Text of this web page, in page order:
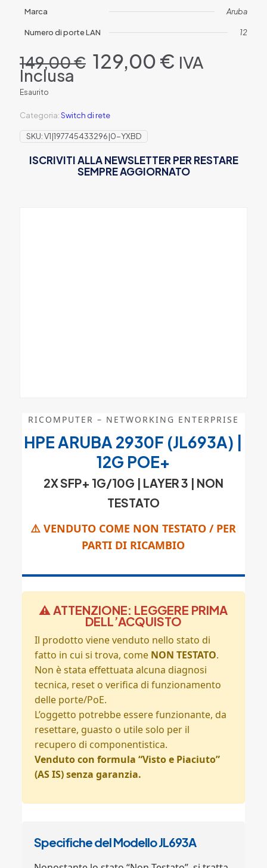
Marca Aruba
Numero di porte LAN 12
149,00€ Il
prezzo
149,00 €.
129,00€ Il
prezzo
IVA
Inclusa
Esaurito
Categoria:Switch di rete
SKU:V1|197745433296|0-YXBD
ISCRIVITI ALLA NEWSLETTER PER RESTARE
SEMPRE AGGIORNATO
RICOMPUTER – NETWORKING ENTERPRISE
HPE ARUBA 2930F (JL693A) |
12G POE+
2X SFP+ 1G/10G | LAYER 3 | NON
TESTATO
⚠️ VENDUTO COME NON TESTATO / PER
PARTI DI RICAMBIO
⚠️ ATTENZIONE: LEGGERE PRIMA
DELL’ACQUISTO
Il prodotto viene venduto nello stato di
fatto in cui si trova, come NON TESTATO.
Non è stata effettuata alcuna diagnosi
tecnica, reset o verifica di funzionamento
delle porte/PoE.
L’oggetto potrebbe essere funzionante, da
resettare, guasto o utile solo per il
recupero di componentistica.
Venduto con formula “Visto e Piaciuto”
(AS IS) senza garanzia.
Specifiche del Modello JL693A